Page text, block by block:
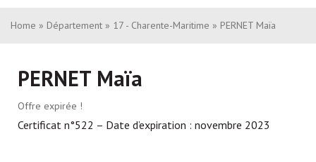
Home » Département » 17 - Charente-Maritime » PERNET Maïa
PERNET Maïa
Offre expirée !
Certificat n°522 – Date d’expiration : novembre 2023